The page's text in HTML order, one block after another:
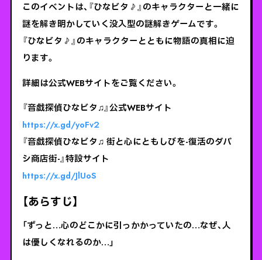
このイベントは、『ひなビタ♪』のキャラクターと一緒に
謎を解き明かしていく没入型の謎解きゲームです。
『ひなビタ♪』のキャラクターとともに物語の真相に迫
ります。
詳細は公式WEBサイトをご覧ください。
『音戯探偵ひなビタ♫』公式WEBサイト
https://x.gd/yoFv2
『音戯探偵ひなビタ♫ 街と心にともしびを-復活のダバ
シ商店街-』特設サイト
https://x.gd/JlUoS
【あらすじ】
「ずっと…心のどこかに引っかかっていたの…なぜ、人
は優しくなれるのか…」